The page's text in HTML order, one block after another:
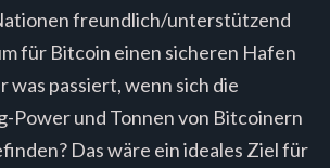
freundlich/unterstützend
für Bitcoin einen sicheren Hafen
was passiert, wenn sich die
Power und Tonnen von Bitcoinern
Das wäre ein ideales Ziel für